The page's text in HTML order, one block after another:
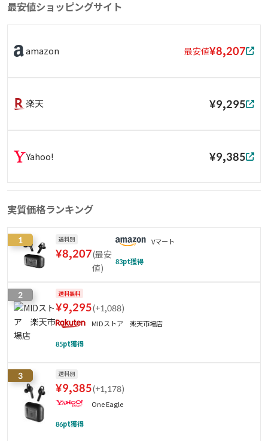
最安値ショッピングサイト
amazon 最安値¥8,207
楽天 ¥9,295
Yahoo! ¥9,385
実質価格ランキング
1 送料別
¥8,207(最安
値)
Vマート
83pt獲得
2 送料無料
¥9,295(+1,088)
MIDストア 楽天市場店
85pt獲得
3 送料別
¥9,385(+1,178)
One Eagle
86pt獲得